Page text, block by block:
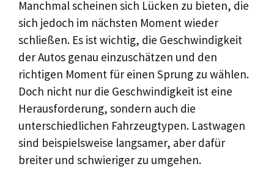
Manchmal scheinen sich Lücken zu bieten, die
sich jedoch im nächsten Moment wieder
schließen. Es ist wichtig, die Geschwindigkeit
der Autos genau einzuschätzen und den
richtigen Moment für einen Sprung zu wählen.
Doch nicht nur die Geschwindigkeit ist eine
Herausforderung, sondern auch die
unterschiedlichen Fahrzeugtypen. Lastwagen
sind beispielsweise langsamer, aber dafür
breiter und schwieriger zu umgehen.